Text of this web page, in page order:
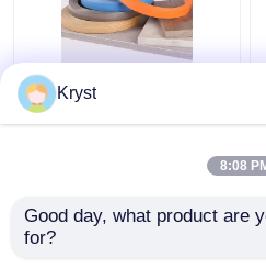
0.6 mm 1 mm Holzkorn
PVC Weißfarbig
Kryst
8:08
Good day, what product are
for?